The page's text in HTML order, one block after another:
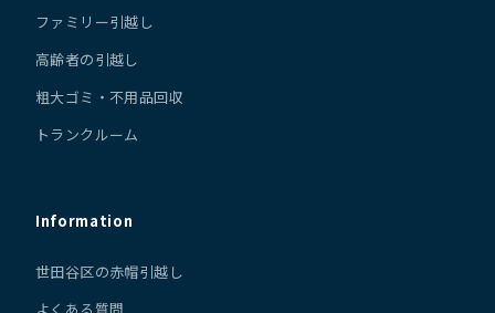
ファミリー引越し
高齢者の引越し
粗大ゴミ・不用品回収
トランクルーム
Information
世田谷区の赤帽引越し